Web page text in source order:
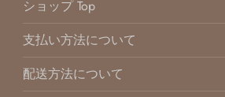
ショップ Top
支払い方法について
配送方法について